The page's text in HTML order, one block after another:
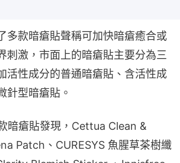
多款暗瘡貼聲稱可加快暗瘡癒合或
刺激，市面上的暗瘡貼主要分為三
活性成分的普通暗瘡貼、含活性成
針型暗瘡貼。
暗瘡貼發現，Cettua Clean &
Patch、CURESYS 魚腥草茶樹纖